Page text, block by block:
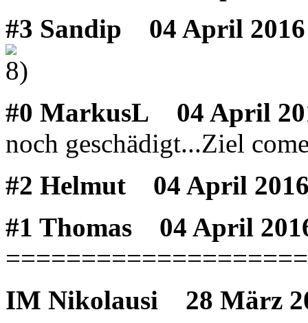
#3 Sandip
04 April
#0 MarkusL
04 April
noch geschädigt...Ziel
#2 Helmut
04 April
#1 Thomas
04 April
IM Nikolausi
28 März